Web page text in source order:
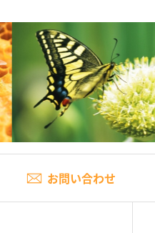
お問い合わせ